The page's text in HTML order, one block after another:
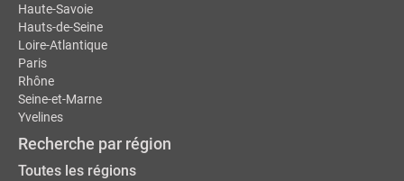
Haute-Savoie
Hauts-de-Seine
Loire-Atlantique
Paris
Rhône
Seine-et-Marne
Yvelines
Recherche par région
Toutes les régions